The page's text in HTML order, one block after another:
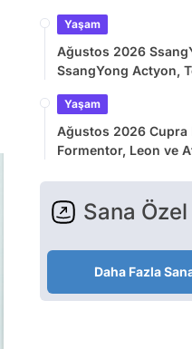
Yaşam
Ağustos 2026
SsangYong Actyon,
Yaşam
Ağustos 2026 Cupra
Formentor, Leon ve
Sana
Daha Fazla